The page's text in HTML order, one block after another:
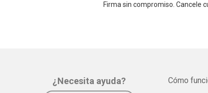
Firma sin compromiso. Cancele
¿Necesita ayuda? Cómo